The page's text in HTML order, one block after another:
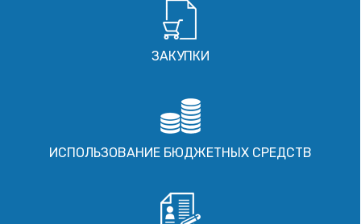
ЗАКУПКИ
ИСПОЛЬЗОВАНИЕ БЮДЖЕТНЫХ СРЕДСТВ